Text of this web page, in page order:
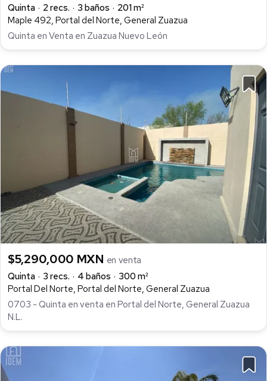
Quinta
2 recs. 3 baños
201 m²
Maple 492, Portal del Norte, General Zuazua
Quinta en Venta en Zuazua Nuevo León
$5,290,000 MXN en venta
Quinta
3 recs. 4 baños
300 m²
Portal Del Norte, Portal del Norte, General Zuazua
0703 - Quinta en venta en Portal del Norte, General Zuazua
N.L.